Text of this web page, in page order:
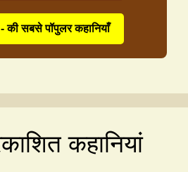
की सबसे पॉपुलर कहानियाँ
कहानियां